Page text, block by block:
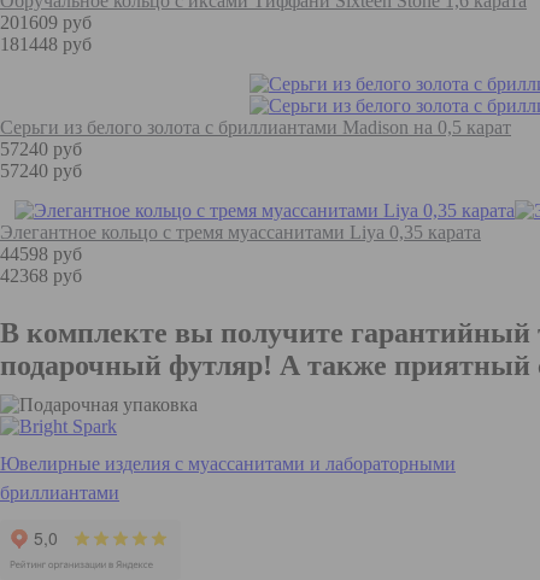
201609 руб
181448 руб
Серьги из белого золота с бриллиантами Madison на 0,5 карат
57240 руб
57240 руб
Элегантное кольцо с тремя муассанитами Liya 0,35 карата
44598 руб
42368 руб
В комплекте вы получите гарантийный
подарочный футляр! А также приятный
Ювелирные изделия с муассанитами и лабораторными
бриллиантами